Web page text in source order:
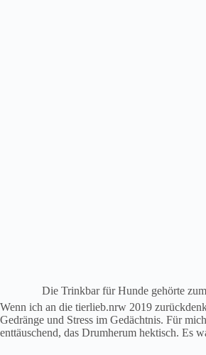
Die Trinkbar für Hunde gehörte
Wenn ich an die tierlieb.nrw 2019
Gedränge und Stress im Gedächtnis. Für
enttäuschend, das Drumherum hektisch. Es